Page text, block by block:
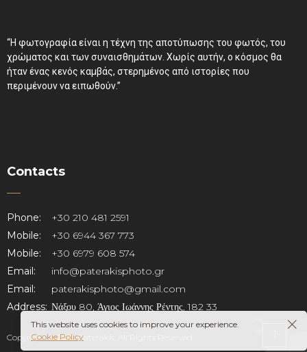
“Η φωτογραφία είναι η τέχνη της αποτύπωσης του φωτός, του
χρώματος και των συναισθημάτων. Χωρίς αυτήν, ο κόσμος θα
ήταν ένας κενός καμβάς, στερημένος από ιστορίες που
περιμένουν να ειπωθούν.”
Contacts
Phone:
+30 210 481 2591
Mobile:
+30 6944 367 773
Mobile:
+30 6979 608 574
Email:
info@paterakisphoto.gr
Email:
paterakisphoto@gmail.com
Address: Νάξου 80, Άγιος Ιωάννης Ρέντης, 182 33
Copyright © 2025 Paterakis. All Rights Reserved.
This website uses cookies to improve your experience.
Cookie Policy